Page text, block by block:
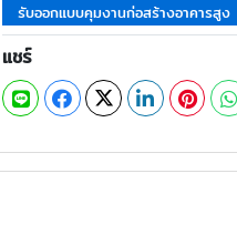
รับออกแบบคุมงานก่อสร้างอาคารสูง
แชร์